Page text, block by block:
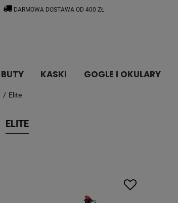
DARMOWA DOSTAWA OD 400 ZŁ
BUTY KASKI GOGLE I OKULARY
Elite
ELITE